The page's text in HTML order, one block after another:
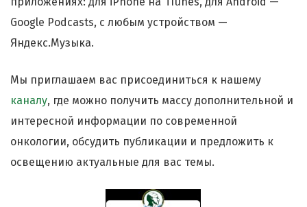
Google Podcasts, с любым устройством —
Яндекс.Музыка.
Мы приглашаем вас присоединиться к нашему
каналу, где можно получить массу дополнительной и
интересной информации по современной
онкологии, обсудить публикации и предложить к
освещению актуальные для вас темы.